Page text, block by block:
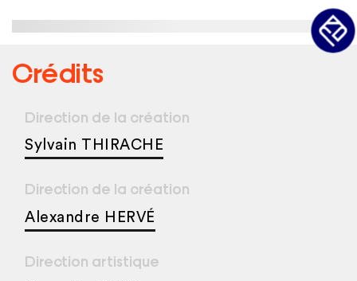
Crédits
Direction de la création
Sylvain THIRACHE
Direction de la création
Alexandre HERVÉ
Direction artistique